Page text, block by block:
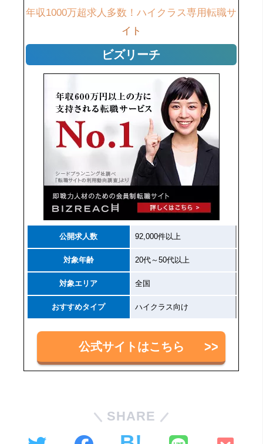
年収1000万超求人多数！ハイクラス専用転職サ
イト
ビズリーチ
公開求人数 92,000件以上
対象年齢 20代～50代以上
対象エリア 全国
おすすめタイプ ハイクラス向け
公式サイトはこちら
SHARE